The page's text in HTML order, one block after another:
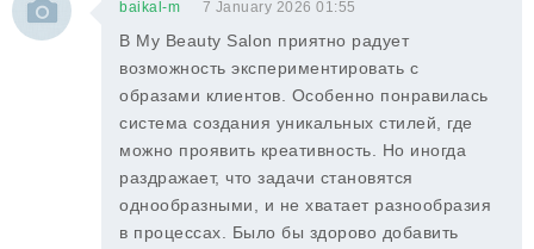
baikal-m 7 January 2026 01:55
В My Beauty Salon приятно радует
возможность экспериментировать с
образами клиентов. Особенно понравилась
система создания уникальных стилей, где
можно проявить креативность. Но иногда
раздражает, что задачи становятся
однообразными, и не хватает разнообразия
в процессах. Было бы здорово добавить